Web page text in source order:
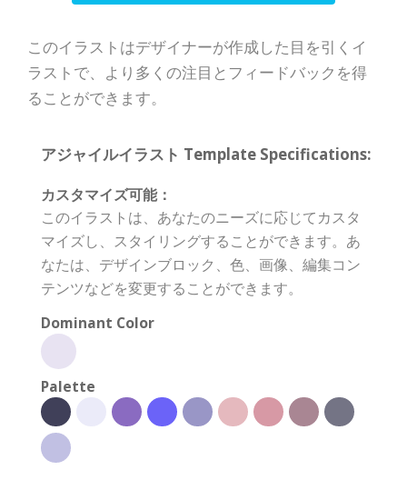
このイラストはデザイナーが作成した目を引くイ
ラストで、より多くの注目とフィードバックを得
ることができます。
アジャイルイラスト Template Specifications:
カスタマイズ可能：
このイラストは、あなたのニーズに応じてカスタ
マイズし、スタイリングすることができます。あ
なたは、デザインブロック、色、画像、編集コン
テンツなどを変更することができます。
Dominant Color
Palette